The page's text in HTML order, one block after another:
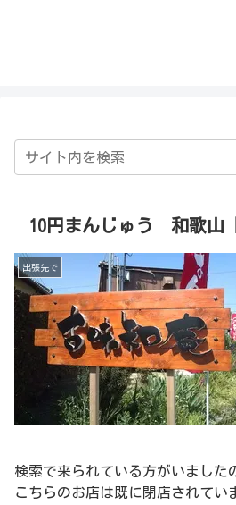
10円まんじゅう 和歌山
出張先で
検索で来られている方がいました
こちらのお店は既に閉店されてい